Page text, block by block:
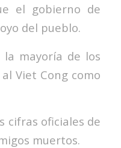
el gobierno de
del pueblo.
mayoría de los
Viet Cong como
cifras oficiales de
muertos.